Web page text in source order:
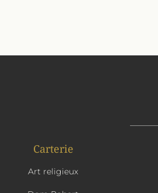
Carterie
Art religieux